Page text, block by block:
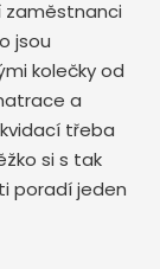
zaměstnanci
jsou
kolečky od
a
třeba
si s tak
poradí jeden